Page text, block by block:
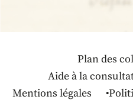
Plan des
Aide à la
Mentions légales